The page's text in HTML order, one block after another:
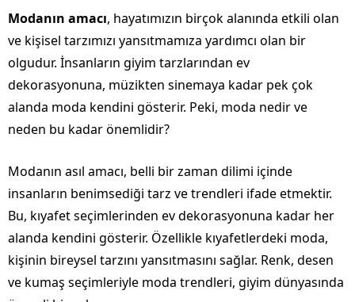
Modanın amacı, hayatımızın birçok alanında etkili olan
ve kişisel tarzımızı yansıtmamıza yardımcı olan bir
olgudur. İnsanların giyim tarzlarından ev
dekorasyonuna, müzikten sinemaya kadar pek çok
alanda moda kendini gösterir. Peki, moda nedir ve
neden bu kadar önemlidir?
Modanın asıl amacı, belli bir zaman dilimi içinde
insanların benimsediği tarz ve trendleri ifade etmektir.
Bu, kıyafet seçimlerinden ev dekorasyonuna kadar her
alanda kendini gösterir. Özellikle kıyafetlerdeki moda,
kişinin bireysel tarzını yansıtmasını sağlar. Renk, desen
ve kumaş seçimleriyle moda trendleri, giyim dünyasında